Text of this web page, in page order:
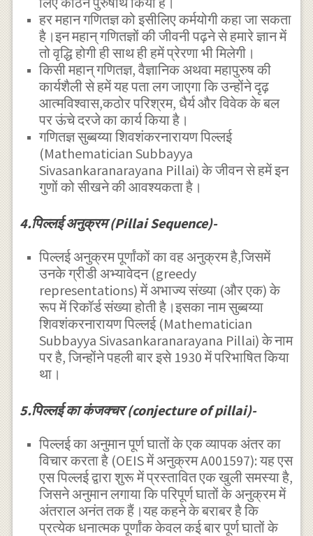
हर महान गणितज्ञ को इसीलिए कर्मयोगी कहा जा सकता
है।इन महान् गणितज्ञों की जीवनी पढ़ने से हमारे ज्ञान में
तो वृद्धि होगी ही साथ ही हमें प्रेरणा भी मिलेगी।
किसी महान् गणितज्ञ, वैज्ञानिक अथवा महापुरुष की
कार्यशैली से हमें यह पता लग जाएगा कि उन्होंने दृढ़
आत्मविश्वास,कठोर परिश्रम, धैर्य और विवेक के बल
पर ऊंचे दरजे का कार्य किया है।
गणितज्ञ सुब्बय्या शिवशंकरनारायण पिल्लई
(Mathematician Subbayya
Sivasankaranarayana Pillai) के जीवन से हमें इन
गुणों को सीखने की आवश्यकता है।
4.पिल्लई अनुक्रम (Pillai Sequence)-
पिल्लई अनुक्रम पूर्णांकों का वह अनुक्रम है,जिसमें
उनके ग्रीडी अभ्यावेदन (greedy
representations) में अभाज्य संख्या (और एक) के
रूप में रिकॉर्ड संख्या होती है।इसका नाम सुब्बय्या
शिवशंकरनारायण पिल्लई (Mathematician
Subbayya Sivasankaranarayana Pillai) केनाम
पर है, जिन्होंने पहली बार इसे 1930 में परिभाषित किया
था।
5.पिल्लई का कंजक्चर (conjecture of pillai)-
पिल्लई का अनुमान पूर्ण घातों के एक व्यापक अंतर का
विचार करता है (OEIS में अनुक्रम A001597): यह एस
एस पिल्लई द्वारा शुरू में प्रस्तावित एक खुली समस्या है,
जिसने अनुमान लगाया कि परिपूर्ण घातों के अनुक्रम में
अंतराल अनंत तक हैं।यह कहने के बराबर है कि
प्रत्येक धनात्मक पूर्णांक केवल कई बार पूर्ण घातों के